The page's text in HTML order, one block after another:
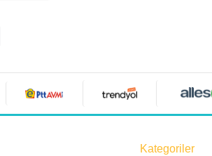
Kategoriler